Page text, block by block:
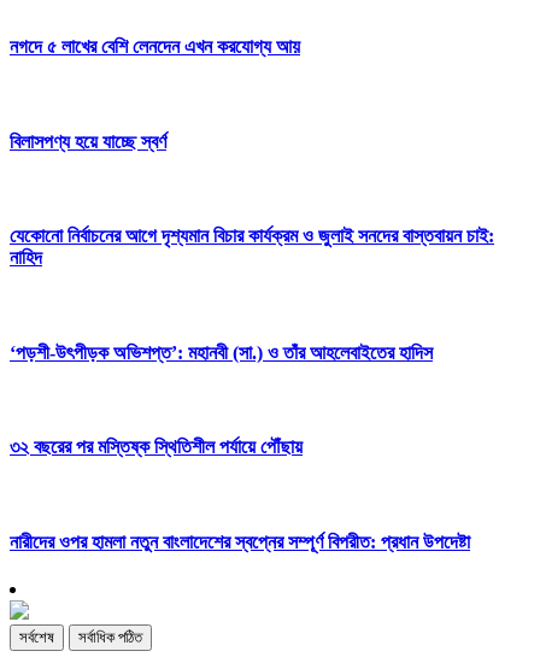
নগদে ৫ লাখের বেশি লেনদেন এখন করযোগ্য আয়
বিলাসপণ্য হয়ে যাচ্ছে স্বর্ণ
যেকোনো নির্বাচনের আগে দৃশ্যমান বিচার কার্যক্রম ও জুলাই সনদের বাস্তবায়ন চাই:
নাহিদ
‘পড়শী-উৎপীড়ক অভিশপ্ত’: মহানবী (সা.) ও তাঁর আহলেবাইতের হাদিস
৩২ বছরের পর মস্তিষ্ক স্থিতিশীল পর্যায়ে পৌঁছায়
নারীদের ওপর হামলা নতুন বাংলাদেশের স্বপ্নের সম্পূর্ণ বিপরীত: প্রধান উপদেষ্টা
সর্বশেষ সর্বাধিক পঠিত